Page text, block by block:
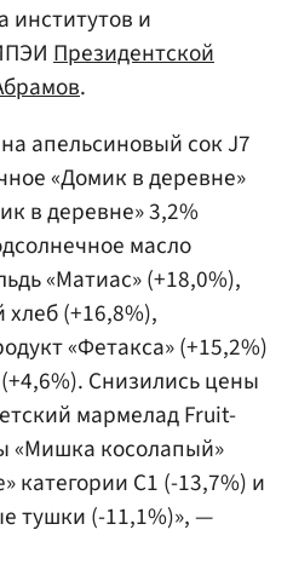
институтов и
Президентской
.
апельсиновый сок J7
«Домик в деревне»
в деревне» 3,2%
масло
«Матиас» (+18,0%),
(+16,8%),
«Фетакса» (+15,2%)
Снизились цены
мармелад Fruit-
«Мишка косолапый»
категории С1 (-13,7%) и
тушки (-11,1%)», —